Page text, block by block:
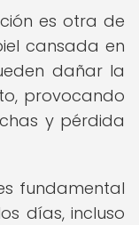
es otra de
cansada en
dañar la
provocando
y pérdida
fundamental
días, incluso